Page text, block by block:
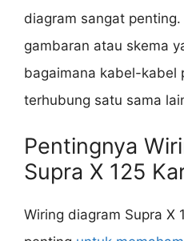
diagram sangat
gambaran atau skema
bagaimana kabel-kabel
terhubung satu sama
Pentingnya
Supra X 125
Wiring diagram Supra X